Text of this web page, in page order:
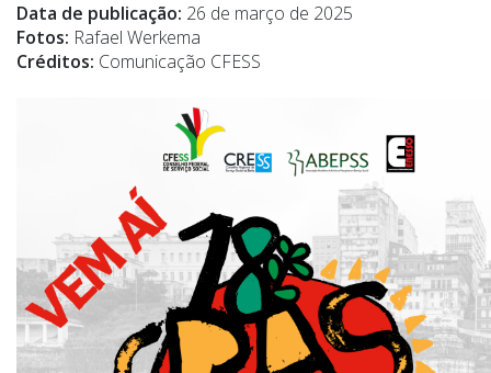
Data de publicação: 26 de março de 2025
Fotos: Rafael Werkema
Créditos: Comunicação CFESS